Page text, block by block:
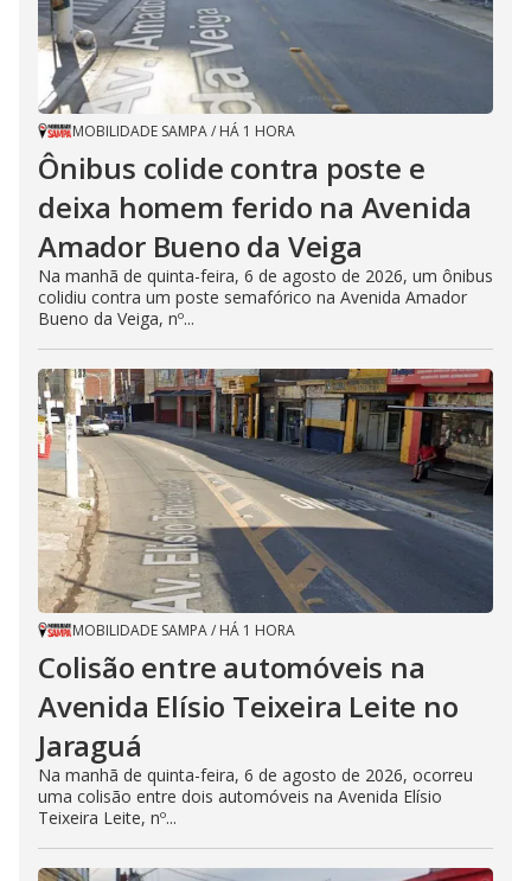
MOBILIDADE SAMPA/ HÁ 1 HORA
Ônibus colide contra poste e
deixa homem ferido na Avenida
Amador Bueno da Veiga
Na manhã de quinta-feira, 6 de agosto de 2026, um ônibus
colidiu contra um poste semafórico na Avenida Amador
Bueno da Veiga, nº...
MOBILIDADE SAMPA/ HÁ 1 HORA
Colisão entre automóveis na
Avenida Elísio Teixeira Leite no
Jaraguá
Na manhã de quinta-feira, 6 de agosto de 2026, ocorreu
uma colisão entre dois automóveis na Avenida Elísio
Teixeira Leite, nº...